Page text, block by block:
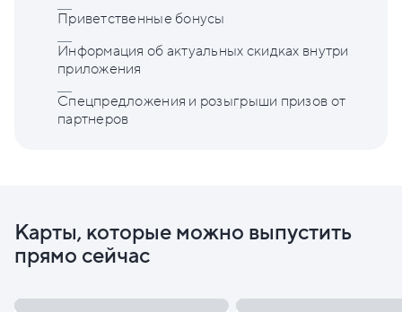
Приветственные бонусы
Информация об актуальных скидках внутри
приложения
Спецпредложения и розыгрыши призов от
партнеров
Карты, которые можно выпустить
прямо сейчас